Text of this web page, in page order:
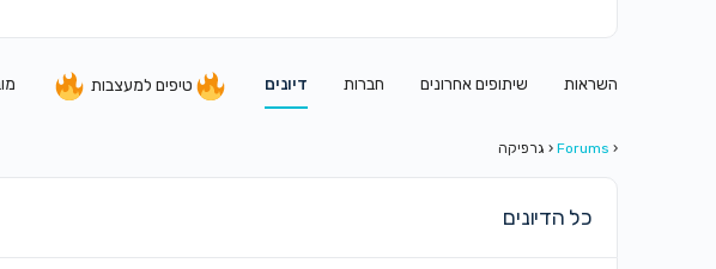
השראות שיתופים אחרונים חברות דיונים טיפים למעצבות
‹
Forums
‹ גרפיקה
כל הדיונים